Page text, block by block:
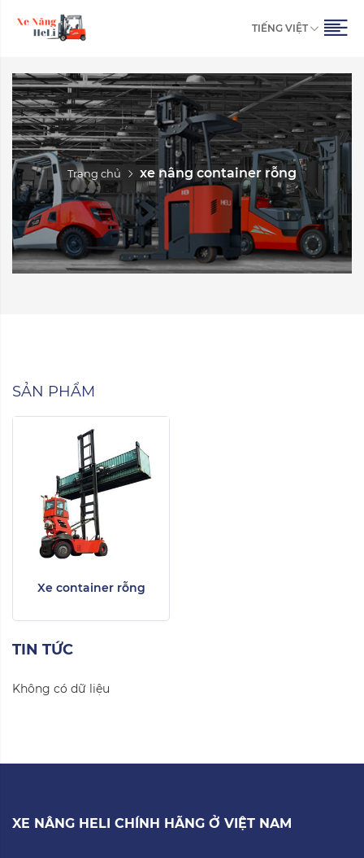
TIẾNG VIỆT
Trang chủ xe nâng container rỗng
SẢN PHẨM
Xe container rỗng
TIN TỨC
Không có dữ liệu
XE NÂNG HELI CHÍNH HÃNG Ở VIỆT NAM